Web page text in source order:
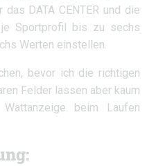
DATA CENTER und die
Sportprofil bis zu sechs
Werten einstellen.
bevor ich die richtigen
Felder lassen aber kaum
beim Laufen